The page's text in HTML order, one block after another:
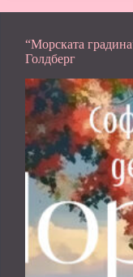
“Морската
Голдберг